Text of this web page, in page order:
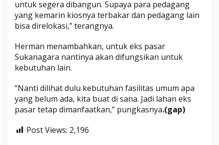
untuk segera dibangun. Supaya para pedagang
yang kemarin kiosnya terbakar dan pedagang lain
bisa direlokasi,” terangnya.
Herman menambahkan, untuk eks pasar
Sukanagara nantinya akan difungsikan untuk
kebutuhan lain.
“Nanti dilihat dulu kebutuhan fasilitas umum apa
yang belum ada, kita buat di sana. Jadi lahan eks
pasar tetap dimanfaatkan,” pungkasnya.(gap)
Post Views: 2,196